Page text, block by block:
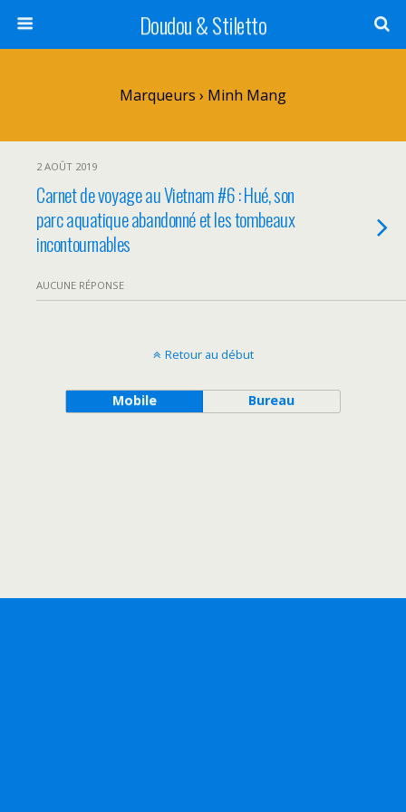
Doudou & Stiletto
Marqueurs › Minh Mang
2 AOÛT 2019
Carnet de voyage au Vietnam #6 : Hué, son
parc aquatique abandonné et les tombeaux
incontournables
AUCUNE RÉPONSE
Retour au début
Mobile Bureau